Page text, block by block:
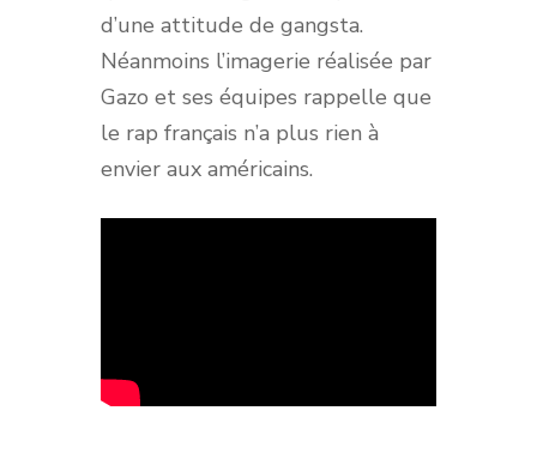
d’une attitude de gangsta.
Néanmoins l’imagerie réalisée par
Gazo et ses équipes rappelle que
le rap français n’a plus rien à
envier aux américains.